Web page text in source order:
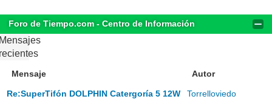
Foro de Tiempo.com - Centro de Información
Mensaje Autor
Re:SuperTifón DOLPHIN Catergoría 5 12W
Torrelloviedo